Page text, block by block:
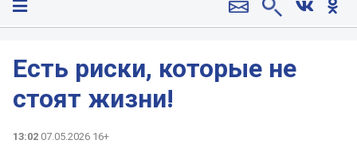
Есть риски, которые не
стоят жизни!
13:02 07.05.2026 16+